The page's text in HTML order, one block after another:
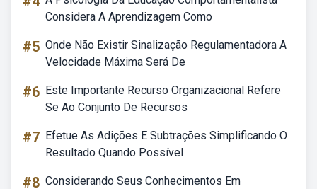
Considera A Aprendizagem Como
#5 Onde Não Existir Sinalização Regulamentadora A
Velocidade Máxima Será De
#6 Este Importante Recurso Organizacional Refere
Se Ao Conjunto De Recursos
#7 Efetue As Adições E Subtrações Simplificando O
Resultado Quando Possível
#8 Considerando Seus Conhecimentos Em